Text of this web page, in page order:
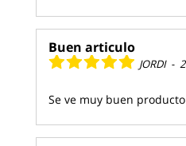
Buen articulo
JORDI -
Se ve muy buen producto